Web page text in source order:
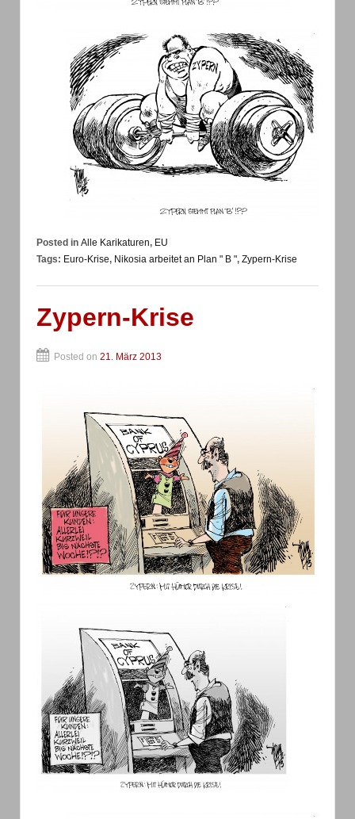
Posted in Alle Karikaturen, EU
Tags: Euro-Krise, Nikosia arbeitet an Plan " B ", Zypern-Krise
Zypern-Krise
Posted on 21. März 2013